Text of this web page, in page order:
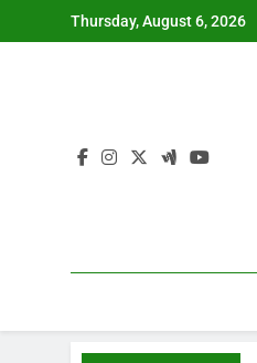
to
Thursday, August 6, 2026